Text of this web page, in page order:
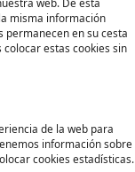
sigan siendo
a nuestra web.
la misma